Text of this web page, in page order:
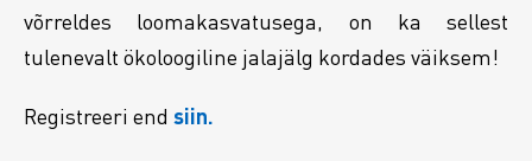
võrreldes loomakasvatusega, on ka sellest
tulenevalt ökoloogiline jalajälg kordades väiksem!
Registreeri end siin.